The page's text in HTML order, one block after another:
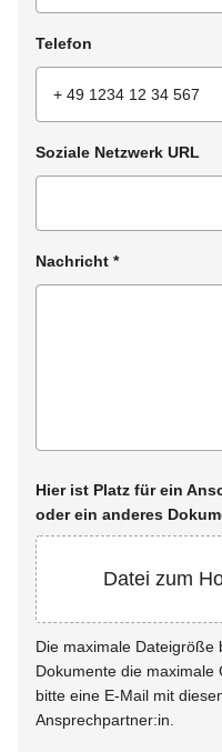
Telefon
Soziale Netzwerk URL
Nachricht *
Hier ist Platz für ein
oder ein anderes
Datei zum
Die maximale Dateigröße
Dokumente die
bitte eine E-Mail mit
Ansprechpartner:in.